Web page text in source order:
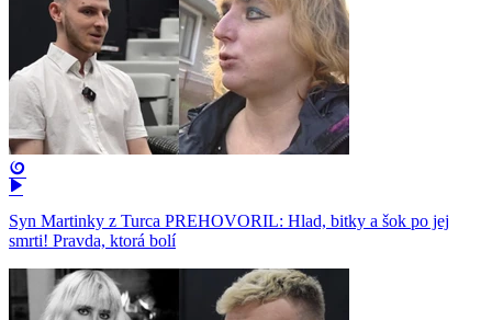
Syn Martinky z Turca PREHOVORIL: Hlad, bitky a šok po jej
smrti! Pravda, ktorá bolí